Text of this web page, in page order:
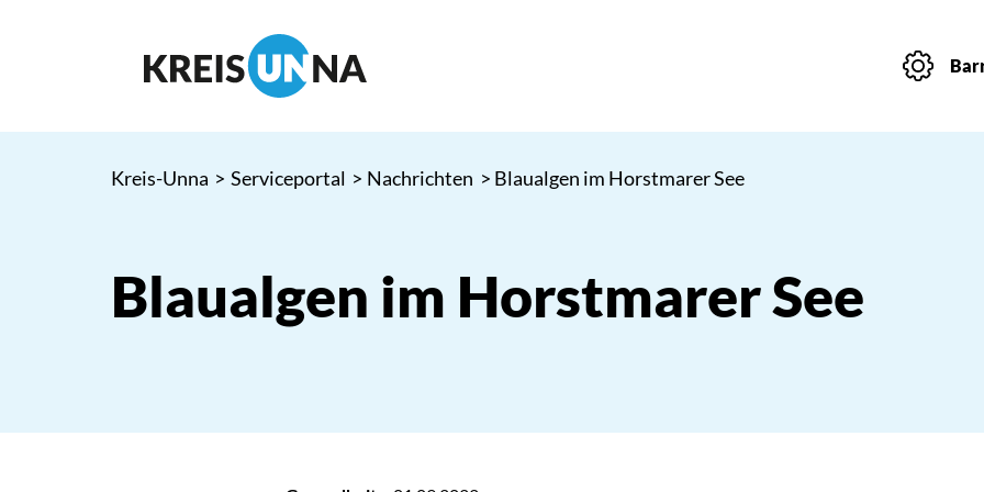
Kreis-Unna > Serviceportal > Nachrichten > Blaualgen im Horstmarer See
Blaualgen im Horstmarer See